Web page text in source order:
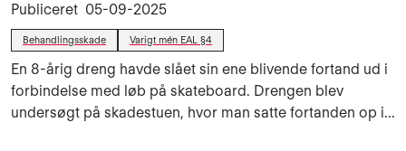
Publiceret 05-09-2025
Behandlingsskade Varigt mén EAL §4
En 8-årig dreng havde slået sin ene blivende fortand ud i
forbindelse med løb på skateboard. Drengen blev
undersøgt på skadestuen, hvor man satte fortanden op i...